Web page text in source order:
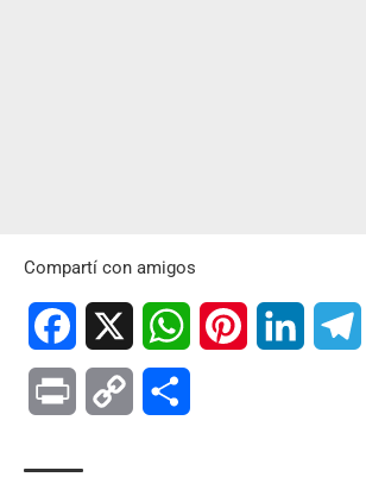
Compartí con amigos
Facebook WhatsAppPinterest LinkedIn
Print Copy